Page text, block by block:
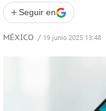
+ Seguir en
MÉXICO / 19 junio 2025 13:48